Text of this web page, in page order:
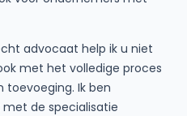
advocaat help ik u niet
met het volledige proces
toevoeging. Ik ben
de specialisatie